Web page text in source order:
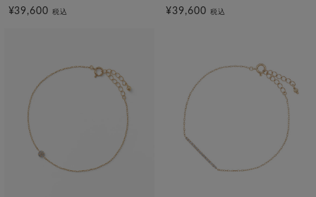
¥39,600税込 ¥39,600 税込